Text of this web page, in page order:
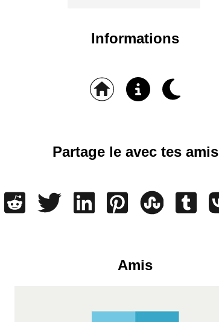
Informations
Partage le avec tes amis
Amis